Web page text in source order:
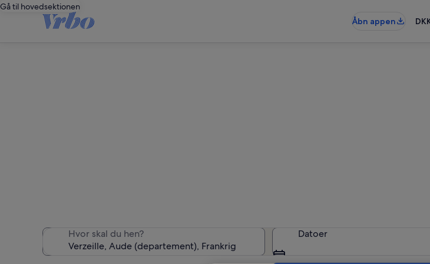
Gå til hovedsektionen
Åbn appen
Hvor skal du hen? Datoer